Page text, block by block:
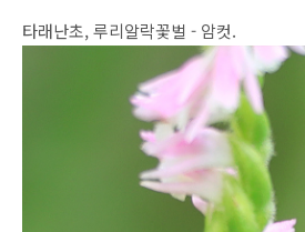
타래난초, 루리알락꽃벌 - 암컷.